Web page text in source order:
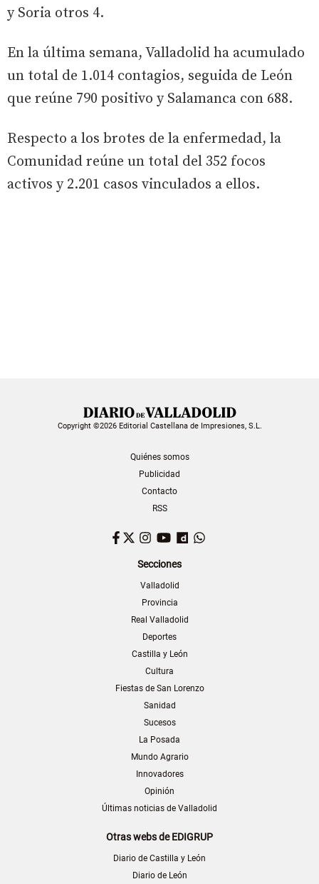
y Soria otros 4.
En la última semana, Valladolid ha acumulado
un total de 1.014 contagios, seguida de León
que reúne 790 positivo y Salamanca con 688.
Respecto a los brotes de la enfermedad, la
Comunidad reúne un total del 352 focos
activos y 2.201 casos vinculados a ellos.
Copyright ©2026 Editorial Castellana de Impresiones, S.L.
Quiénes somos
Publicidad
Contacto
RSS
Facebook
TwitterInstagram
YouTubeDailymotion
Secciones
Valladolid
Provincia
Real Valladolid
Deportes
Castilla y León
Cultura
Fiestas de San Lorenzo
Sanidad
Sucesos
La Posada
Mundo Agrario
Innovadores
Opinión
Últimas noticias de Valladolid
Otras webs de EDIGRUP
Diario de Castilla y León
Diario de León